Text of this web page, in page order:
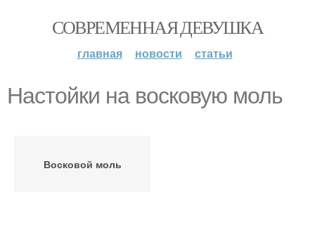
СОВРЕМЕННАЯ ДЕВУШКА
главная новости статьи
Настойки на восковую моль
Восковой моль